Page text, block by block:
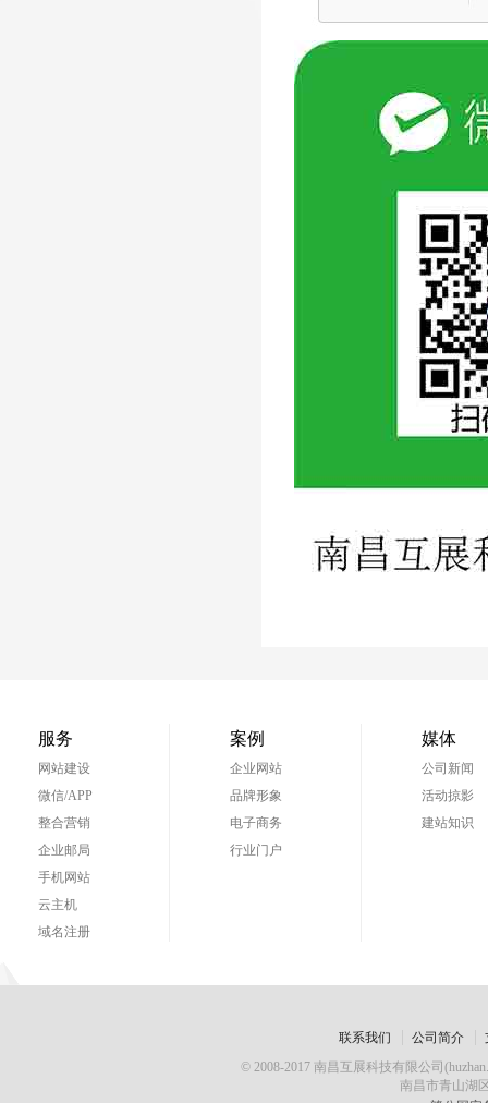
服务
网站建设
微信/APP
整合营销
企业邮局
手机网站
云主机
域名注册
案例
企业网站
品牌形象
电子商务
行业门户
媒体
公司新闻
活动掠影
建站知识
联系我们 公司简介
© 2008-2017 南昌互展科技有限公司
南昌市青山湖